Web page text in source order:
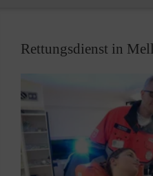
Rettungsdienst in